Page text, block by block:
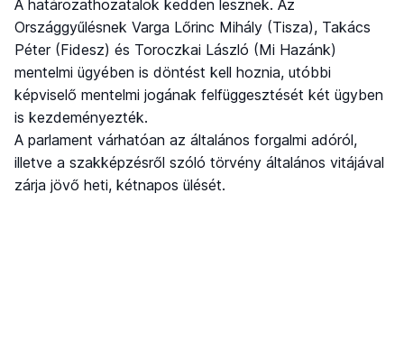
A határozathozatalok kedden lesznek. Az
Országgyűlésnek Varga Lőrinc Mihály (Tisza), Takács
Péter (Fidesz) és Toroczkai László (Mi Hazánk)
mentelmi ügyében is döntést kell hoznia, utóbbi
képviselő mentelmi jogának felfüggesztését két ügyben
is kezdeményezték.
A parlament várhatóan az általános forgalmi adóról,
illetve a szakképzésről szóló törvény általános vitájával
zárja jövő heti, kétnapos ülését.